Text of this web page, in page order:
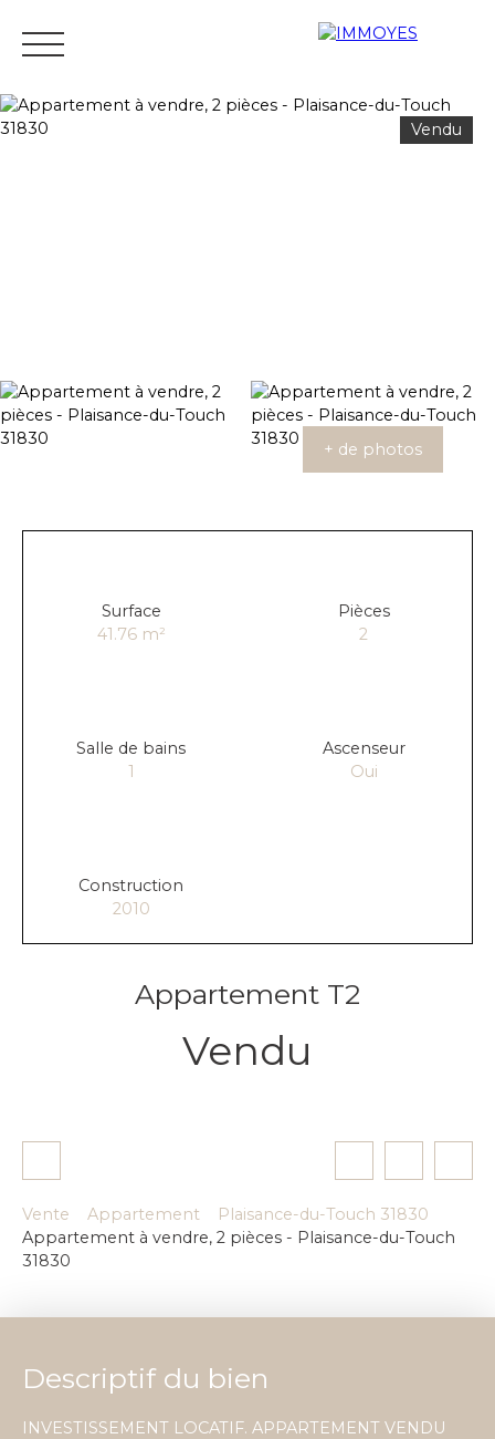
Vendu
+ de photos
Surface
41.76 m²
Pièces
2
Salle de bains
1
Ascenseur
Oui
Construction
2010
Appartement T2
Vendu
Vente Appartement
Plaisance-du-Touch 31830
Appartement à vendre, 2 pièces - Plaisance-du-Touch
31830
Descriptif du bien
INVESTISSEMENT LOCATIF. APPARTEMENT VENDU